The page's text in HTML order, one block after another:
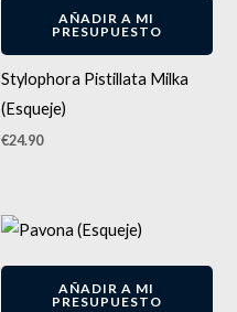
AÑADIR A MI
PRESUPUESTO
Stylophora Pistillata Milka
(Esqueje)
€24.90
AÑADIR A MI
PRESUPUESTO